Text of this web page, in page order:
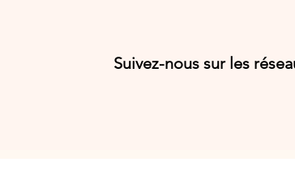
Suivez-nous sur les